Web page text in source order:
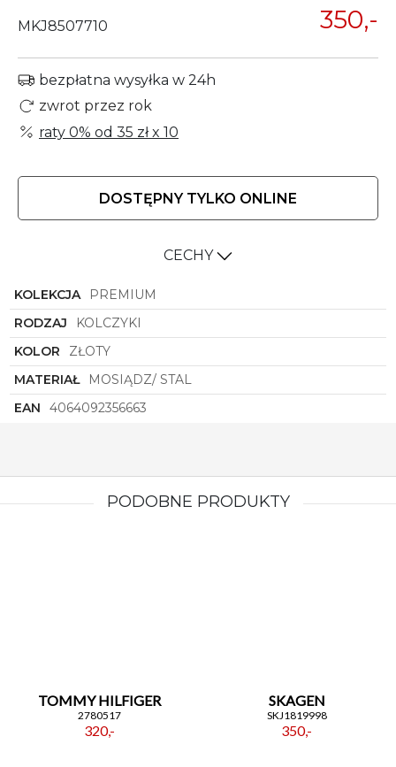
MKJ8507710 350,-
bezpłatna wysyłka w 24h
zwrot przez rok
raty 0% od 35 złx 10
DOSTĘPNY TYLKO ONLINE
CECHY
KOLEKCJA
PREMIUM
RODZAJ
KOLCZYKI
KOLOR
ZŁOTY
MATERIAŁ
MOSIĄDZ/ STAL
EAN
4064092356663
PODOBNE PRODUKTY
TOMMY HILFIGER
2780517
320,-
SKAGEN
SKJ1819998
350,-